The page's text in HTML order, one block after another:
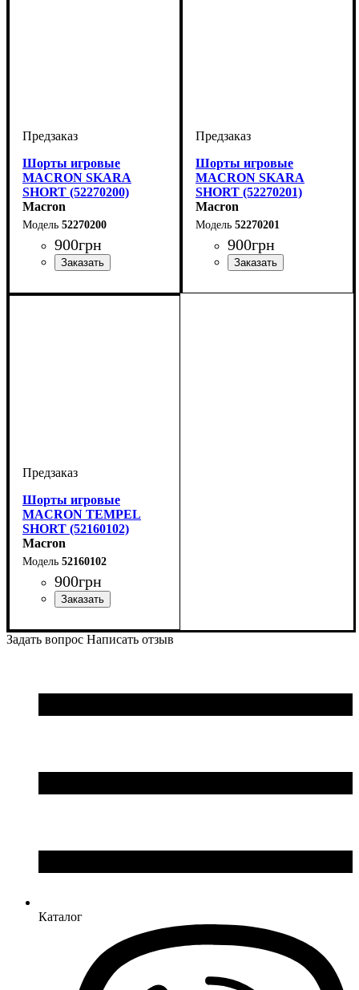
Шорты игровые
MACRON SKARA
SHORT (52270200)
Macron
52270200
900грн
Шорты игровые
MACRON SKARA
SHORT (52270201)
Macron
52270201
900грн
Шорты игровые
MACRON TEMPEL
SHORT (52160102)
Macron
52160102
900грн
Задать вопрос Написать отзыв
Каталог